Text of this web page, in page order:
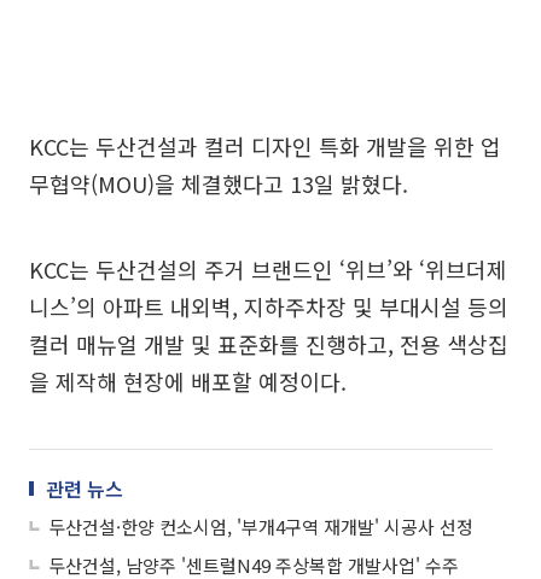
KCC는 두산건설과 컬러 디자인 특화 개발을 위한 업
무협약(MOU)을 체결했다고 13일 밝혔다.
KCC는 두산건설의 주거 브랜드인 ‘위브’와 ‘위브더제
니스’의 아파트 내외벽, 지하주차장 및 부대시설 등의
컬러 매뉴얼 개발 및 표준화를 진행하고, 전용 색상집
을 제작해 현장에 배포할 예정이다.
관련 뉴스
두산건설·한양 컨소시엄, '부개4구역 재개발' 시공사 선정
두산건설, 남양주 '센트럴N49 주상복합 개발사업' 수주